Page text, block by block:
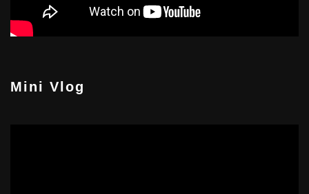
Mini Vlog